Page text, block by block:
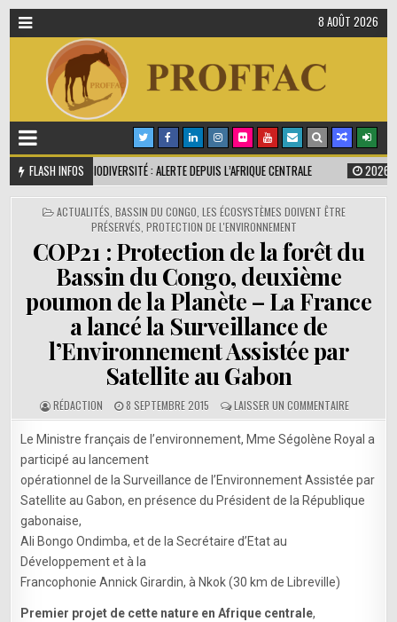
8 AOÛT 2026
FLASH INFOS
BIODIVERSITÉ : ALERTE DEPUIS L’AFRIQUE CENTRALE 2026-07-01 UNE
PUBLIÉ
ACTUALITÉS BASSIN DU CONGO LES ÉCOSYSTÈMES DOIVENT ÊTRE
PRÉSERVÉS PROTECTION DE L'ENVIRONNEMENT
COP21 : Protection de la forêt du
Bassin du Congo, deuxième
poumon de la Planète – La France
a lancé la Surveillance de
l’Environnement Assistée par
Satellite au Gabon
RÉDACTION 8 SEPTEMBRE 2015 LAISSER UN COMMENTAIRESUR
COP21
:
LA
FORÊT
DU
Le Ministre français de l’environnement, Mme Ségolène Royal a
participé au lancement
opérationnel de la Surveillance de l’Environnement Assistée par
Satellite au Gabon, en présence du Président de la République
gabonaise,
Ali Bongo Ondimba, et de la Secrétaire d’Etat au
Développement et à la
Francophonie Annick Girardin, à Nkok (30 km de Libreville)
Premier projet de cette nature en Afrique centrale,